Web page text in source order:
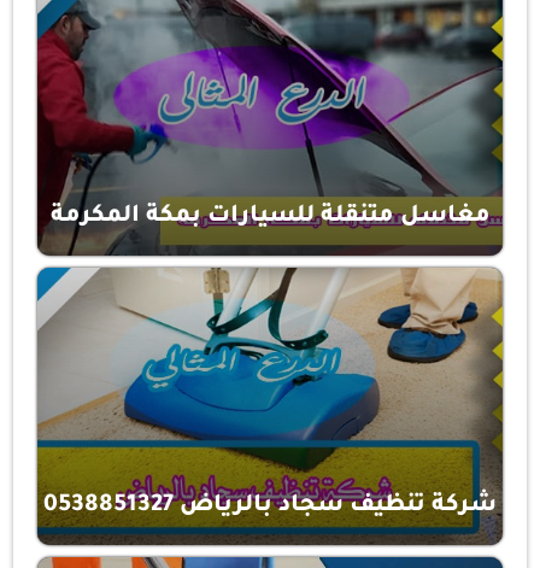
مغاسل متنقلة للسيارات بمكة المكرمة
شركة تنظيف سجاد بالرياض 0538851327